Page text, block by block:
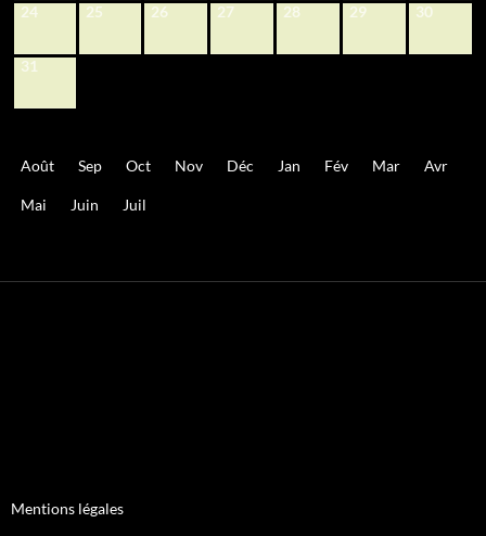
24 25 26 27 28 29 30
31
Août Sep Oct Nov Déc Jan Fév Mar Avr
Mai Juin Juil
Mentions légales